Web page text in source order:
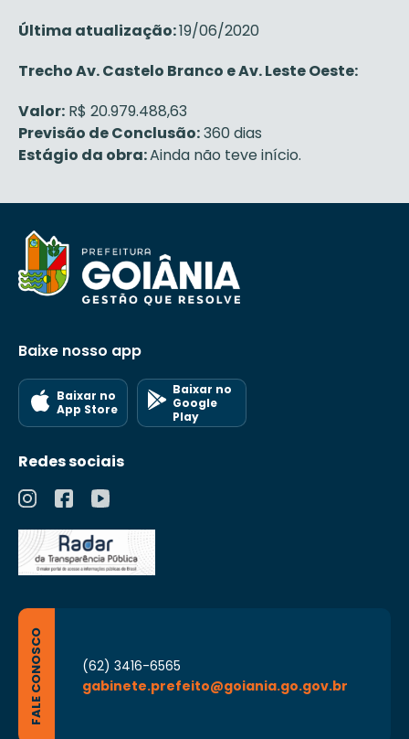
Última atualização:19/06/2020
Trecho Av. Castelo Branco e Av. Leste Oeste:
Valor: R$ 20.979.488,63
Previsão de Conclusão:360 dias
Estágio da obra:Ainda não teve início.
Baixe nosso app
Baixar no
App Store
Baixar no
Google
Play
Redes sociais
FALE CONOSCO
(62) 3416-6565
gabinete.prefeito@goiania.go.gov.br